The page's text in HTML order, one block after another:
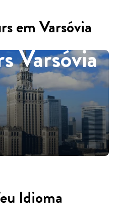
em Varsóvia
Varsóvia
Idioma